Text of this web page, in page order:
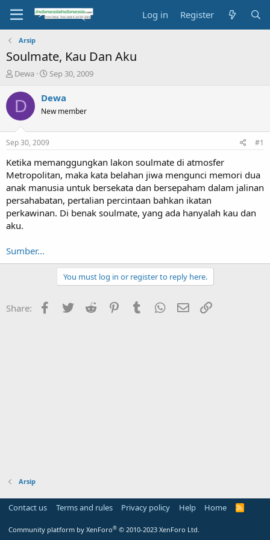
Log in Register
Arsip
Soulmate, Kau Dan Aku
T
r
a
t
a
t
e
r
Dewa
S
a
t
e
Sep 30, 2009
D Dewa
New member
Sep 30, 2009 #1
Ketika memanggungkan lakon soulmate di atmosfer
Metropolitan, maka kata belahan jiwa mengunci memori dua
anak manusia untuk bersekata dan bersepaham dalam jalinan
persahabatan, pertalian percintaan bahkan ikatan
perkawinan. Di benak soulmate, yang ada hanyalah kau dan
aku.
Sumber...
You must log in or register to reply here.
Share: Facebook
Twitter Reddit PinterestTumblr WhatsApp
Email
Arsip
Contact us Terms and rules Privacy policy Help Home
R
Community platform by XenForo® © 2010-2023 XenForo Ltd.